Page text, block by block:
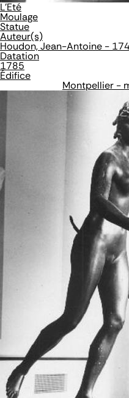
L'Eté
Moulage
Statue
Auteur(s)
Houdon, Jean-Antoine -
Datation
1785
Édifice
Montpellier -